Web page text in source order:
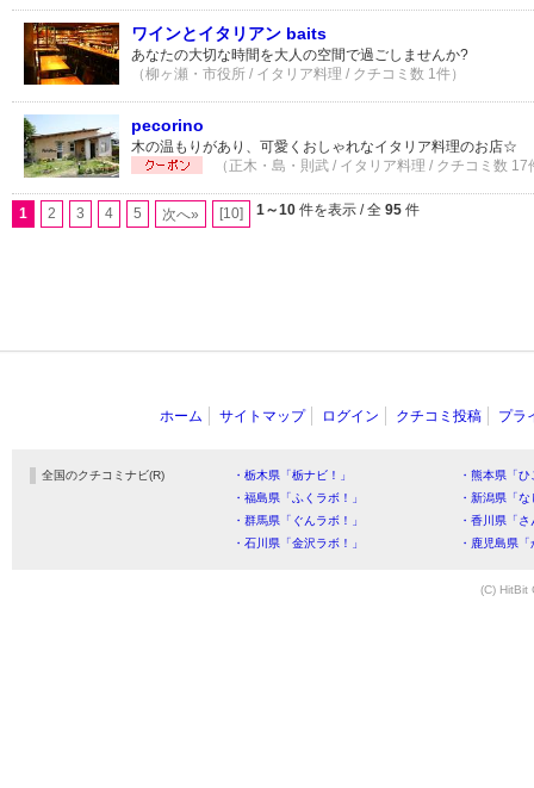
ワインとイタリアン baits
あなたの大切な時間を大人の空間で過ごしませんか?
（柳ヶ瀬・市役所 / イタリア料理 / クチコミ数 1件）
pecorino
木の温もりがあり、可愛くおしゃれなイタリア料理のお店☆
（正木・島・則武 / イタリア料理 / クチコミ数 17
1 2 3 4 5 次へ» [10] 1～10 件を表示 / 全 95 件
ホーム サイトマップ ログイン クチコミ投稿 プラ
全国のクチコミナビ(R) ・栃木県「栃ナビ！」
・熊本県「
・福島県「ふくラボ！」
・新潟県「
・群馬県「ぐんラボ！」
・香川県「
・石川県「金沢ラボ！」
・鹿児島県
(C) HitBit